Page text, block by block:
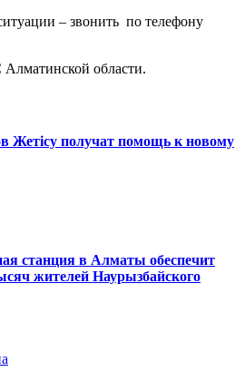
– звонить по телефону
области.
Жетісу получат помощь к новому
станция в Алматы обеспечит
жителей Наурызбайского